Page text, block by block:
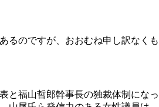
るのですが、おおむね申し訳なくも
と福山哲郎幹事長の独裁体制になっ